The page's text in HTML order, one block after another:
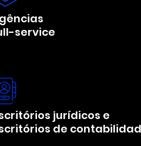
service
jurídicos e
de